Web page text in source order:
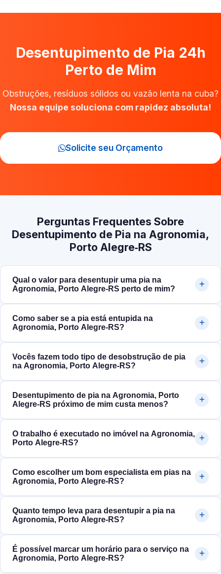
Desentupimento de Pia 24h
Perto de Mim
Obstruções, resíduos sólidos ou vazão lenta na cuba?
Nossa equipe soluciona com rapidez absoluta!
Solicite seu Orçamento
Perguntas Frequentes Sobre
Desentupimento de Pia na Agronomia,
Porto Alegre‑RS
Qual o valor para desentupir uma pia na
Agronomia, Porto Alegre‑RS perto de mim?
Como saber se a pia está entupida na
Agronomia, Porto Alegre‑RS?
Vocês fazem todo tipo de desobstrução de pia
na Agronomia, Porto Alegre‑RS?
Desentupimento de pia na Agronomia, Porto
Alegre‑RS próximo de mim custa menos?
O trabalho é executado no imóvel na Agronomia,
Porto Alegre‑RS?
Como escolher um bom especialista em pias na
Agronomia, Porto Alegre‑RS?
Quanto tempo leva para desentupir a pia na
Agronomia, Porto Alegre‑RS?
É possível marcar um horário para o serviço na
Agronomia, Porto Alegre‑RS?